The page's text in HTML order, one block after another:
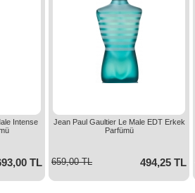
Intense
TL
Jean Paul Gaultier Le Male EDT Erkek
Parfümü
494,25 TL
659,00 TL